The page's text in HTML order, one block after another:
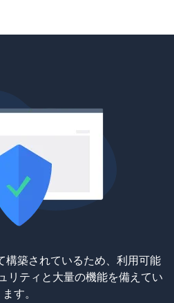
築されているため、利用可能
リティと大量の機能を備えてい
ます。